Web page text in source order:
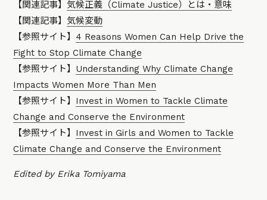
【関連記事】気候正義（Climate Justice）とは・意味
【関連記事】気候変動
【参照サイト】 4 Reasons Women Can Help Drive the
Fight to Stop Climate Change
【参照サイト】 Understanding Why Climate Change
Impacts Women More Than Men
【参照サイト】 Invest in Women to Tackle Climate
Change and Conserve the Environment
【参照サイト】 Invest in Girls and Women to Tackle
Climate Change and Conserve the Environment
Edited by Erika Tomiyama